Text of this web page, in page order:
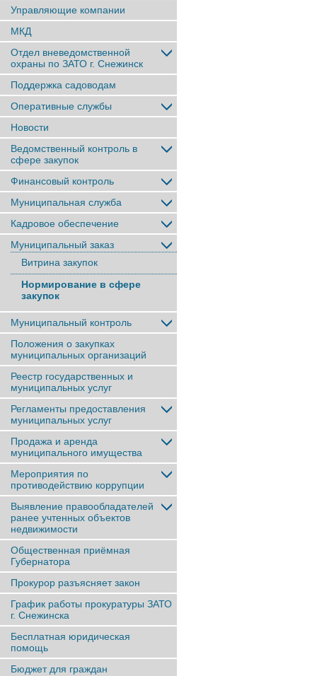
Управляющие компании
МКД
Отдел вневедомственной
охраны по ЗАТО г. Снежинск
Поддержка садоводам
Оперативные службы
Новости
Ведомственный контроль в
сфере закупок
Финансовый контроль
Муниципальная служба
Кадровое обеспечение
Муниципальный заказ
Витрина закупок
Нормирование в сфере
закупок
Муниципальный контроль
Положения о закупках
муниципальных организаций
Реестр государственных и
муниципальных услуг
Регламенты предоставления
муниципальных услуг
Продажа и аренда
муниципального имущества
Мероприятия по
противодействию коррупции
Выявление правообладателей
ранее учтенныx объектов
недвижимости
Общественная приёмная
Губернатора
Прокурор разъясняет закон
График работы прокуратуры ЗАТО
г. Снежинска
Бесплатная юридическая
помощь
Бюджет для граждан